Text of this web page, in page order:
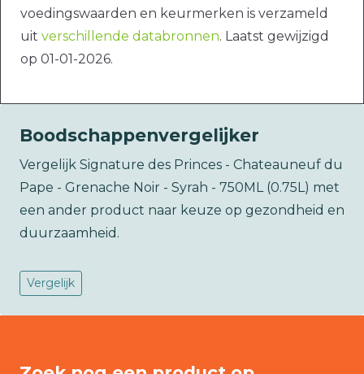
voedingswaarden en keurmerken is verzameld
uit verschillende databronnen. Laatst gewijzigd
op 01-01-2026.
Boodschappenvergelijker
Vergelijk Signature des Princes - Chateauneuf du
Pape - Grenache Noir - Syrah - 750ML (0.75L) met
een ander product naar keuze op gezondheid en
duurzaamheid.
Vergelijk